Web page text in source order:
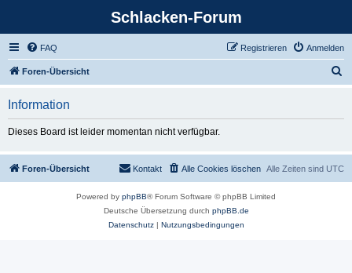
Schlacken-Forum
FAQ Anmelden
Registrieren
Foren-Übersicht
Information
Dieses Board ist leider momentan nicht verfügbar.
Foren-Übersicht Alle Zeiten sind UTC
Alle Cookies löschen
Kontakt
Powered by phpBB® Forum Software © phpBB Limited
Deutsche Übersetzung durch phpBB.de
Datenschutz| Nutzungsbedingungen